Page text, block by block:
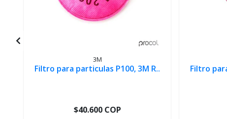
3M
Filtro para particulas P100, 3M R..
$40.600 COP
Filtro